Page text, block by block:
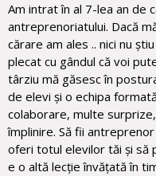
Am intrat în al 7-lea an de
antreprenoriatului. Dacă
cărare am ales .. nici nu
plecat cu gândul că voi
târziu mă găsesc în
de elevi și o echipa
colaborare, multe
împlinire. Să fii
oferi totul elevilor tăi și să
e o altă lecție învățată în